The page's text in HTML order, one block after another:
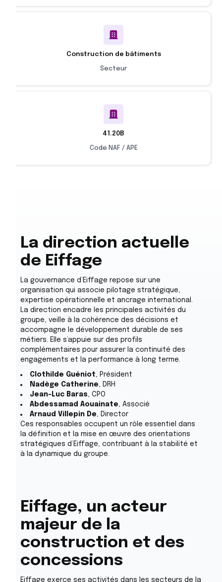
Construction de bâtiments
Secteur
41.20B
Code NAF / APE
La direction actuelle
de Eiffage
La gouvernance d’Eiffage repose sur une
organisation qui associe pilotage stratégique,
expertise opérationnelle et ancrage international.
La direction encadre les principales activités du
groupe, veille à la cohérence des décisions et
accompagne le développement durable de ses
métiers. Elle s’appuie sur des profils
complémentaires pour assurer la continuité des
engagements et la performance à long terme.
Clothilde Guéniot, Président
Nadège Catherine, DRH
Jean-Luc Baras, CPO
Abdessamad Aouainate, Associé
Arnaud Villepin De, Director
Ces responsables occupent un rôle essentiel dans
la définition et la mise en œuvre des orientations
stratégiques d’Eiffage, contribuant à la stabilité et
à la dynamique du groupe.
Eiffage, un acteur
majeur de la
construction et des
concessions
Eiffage exerce ses activités dans les secteurs de la